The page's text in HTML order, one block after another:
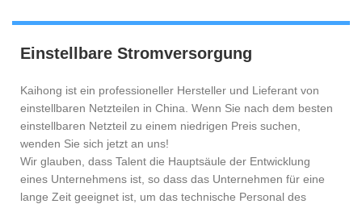
Einstellbare Stromversorgung
Kaihong ist ein professioneller Hersteller und Lieferant von
einstellbaren Netzteilen in China. Wenn Sie nach dem besten
einstellbaren Netzteil zu einem niedrigen Preis suchen,
wenden Sie sich jetzt an uns!
Wir glauben, dass Talent die Hauptsäule der Entwicklung
eines Unternehmens ist, so dass das Unternehmen für eine
lange Zeit geeignet ist, um das technische Personal des